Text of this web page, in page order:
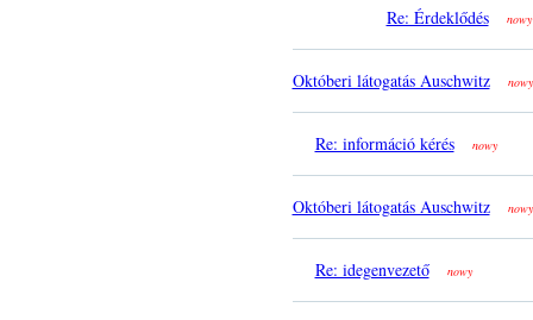
Re: Érdeklődés nowy
Októberi látogatás Auschwitz nowy
Re: információ kérés nowy
Októberi látogatás Auschwitz nowy
Re: idegenvezető nowy